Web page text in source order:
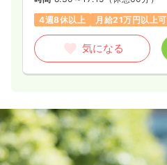
4週8休以上
月給21万円以上可
気になる